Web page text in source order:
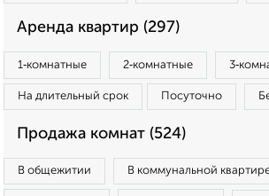
Аренда квартир (297)
1‑комнатные 2‑комнатные
На длительный срок Посуточно
Продажа комнат (524)
В общежитии В коммунальной